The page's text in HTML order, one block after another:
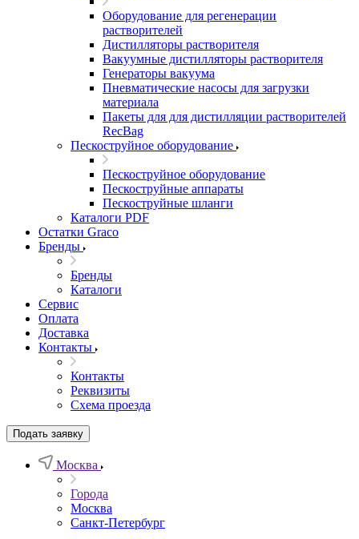
Оборудование для регенерации
растворителей
Дистилляторы растворителя
Вакуумные дистилляторы растворителя
Генераторы вакуума
Пневматические насосы для загрузки
материала
Пакеты для для дистилляции растворителей
RecBag
Пескоструйное оборудование
Пескоструйное оборудование
Пескоструйные аппараты
Пескоструйные шланги
Каталоги PDF
Остатки Graco
Бренды
Бренды
Каталоги
Сервис
Оплата
Доставка
Контакты
Контакты
Реквизиты
Схема проезда
Подать заявку
Москва
Города
Москва
Санкт-Петербург